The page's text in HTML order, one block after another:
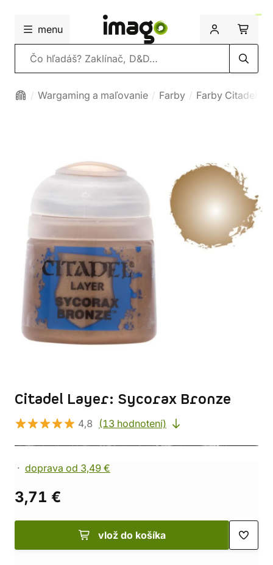
menu
Vyhľadávanie
Wargaming a maľovanie Farby Farby Citadel
Citadel Layer: Sycorax Bronze
4,8 (13 hodnotení)
doprava od 3,49 €
3,71 €
vlož do košíka